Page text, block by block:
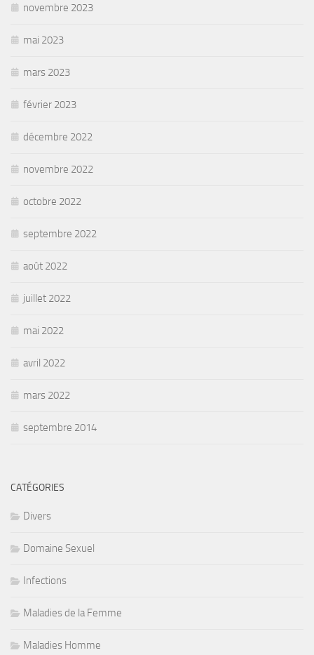
novembre 2023
mai 2023
mars 2023
février 2023
décembre 2022
novembre 2022
octobre 2022
septembre 2022
août 2022
juillet 2022
mai 2022
avril 2022
mars 2022
septembre 2014
CATÉGORIES
Divers
Domaine Sexuel
Infections
Maladies de la Femme
Maladies Homme